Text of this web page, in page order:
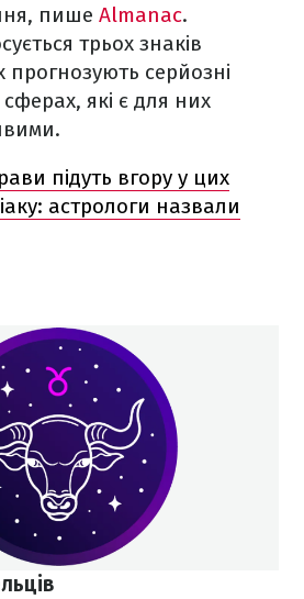
пише Almanac.
трьох знаків
прогнозують серйозні
які є для них
підуть вгору у цих
астрологи назвали